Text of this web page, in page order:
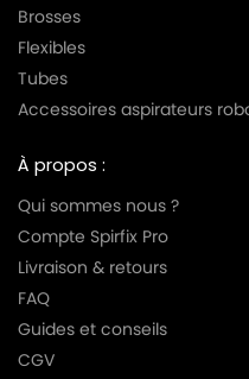
Brosses
Flexibles
Tubes
Accessoires aspirateurs
À propos :
Qui sommes nous ?
Compte Spirfix Pro
Livraison & retours
FAQ
Guides et conseils
CGV